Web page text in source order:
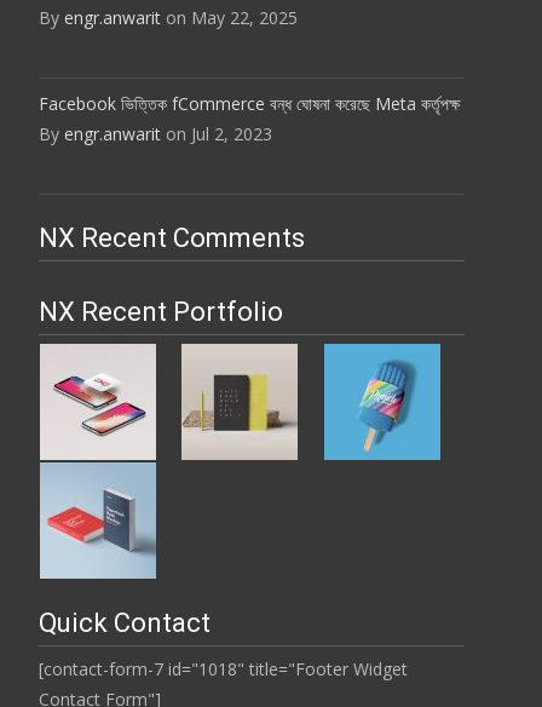
By engr.anwarit on May 22, 2025
Facebook ভিত্তিক fCommerce বন্ধ ঘোষনা করেছে Meta কর্তৃপক্ষ
By engr.anwarit on Jul 2, 2023
NX Recent Comments
NX Recent Portfolio
Quick Contact
[contact-form-7 id="1018" title="Footer Widget
Contact Form"]